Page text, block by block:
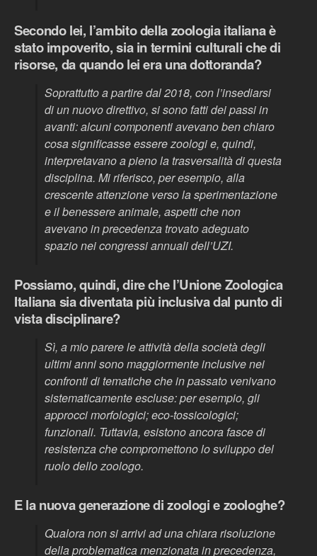
Secondo lei, l’ambito della zoologia italiana è
stato impoverito, sia in termini culturali che di
risorse, da quando lei era una dottoranda?
Soprattutto a partire dal 2018, con l’insediarsi
di un nuovo direttivo, si sono fatti dei passi in
avanti: alcuni componenti avevano ben chiaro
cosa significasse essere zoologi e, quindi,
interpretavano a pieno la trasversalità di questa
disciplina. Mi riferisco, per esempio, alla
crescente attenzione verso la sperimentazione
e il benessere animale, aspetti che non
avevano in precedenza trovato adeguato
spazio nei congressi annuali dell’UZI.
Possiamo, quindi, dire che l’Unione Zoologica
Italiana sia diventata più inclusiva dal punto di
vista disciplinare?
Sì, a mio parere le attività della società degli
ultimi anni sono maggiormente inclusive nei
confronti di tematiche che in passato venivano
sistematicamente escluse: per esempio, gli
approcci morfologici; eco-tossicologici;
funzionali. Tuttavia, esistono ancora fasce di
resistenza che compromettono lo sviluppo del
ruolo dello zoologo.
E la nuova generazione di zoologi e zoologhe?
Qualora non si arrivi ad una chiara risoluzione
della problematica menzionata in precedenza,